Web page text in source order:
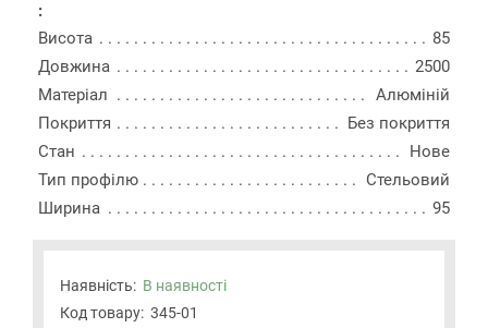
:
Висота
85
Довжина
2500
Матеріал
Алюміній
Покриття
Без покриття
Стан
Нове
Тип профілю
Стельовий
Ширина
95
Наявність: В наявності
Код товару: 345-01